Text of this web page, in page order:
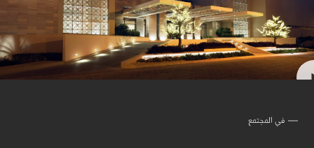
في المجتمع